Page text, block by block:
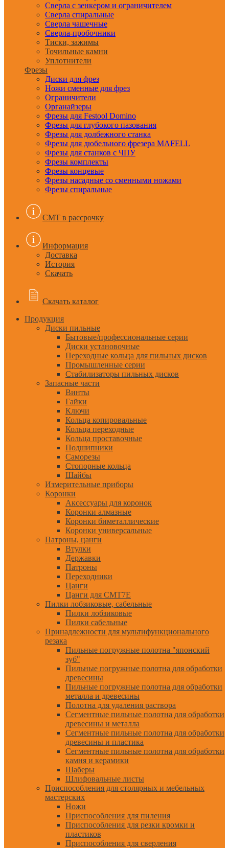
Сверла с зенкером и ограничителем
Сверла спиральные
Сверла чашечные
Сверла-пробочники
Тиски, зажимы
Точильные камни
Уплотнители
Фрезы
Диски для фрез
Ножи сменные для фрез
Ограничители
Органайзеры
Фрезы для Festool Domino
Фрезы для глубокого пазования
Фрезы для долбежного станка
Фрезы для дюбельного фрезера MAFELL
Фрезы для станков с ЧПУ
Фрезы комплекты
Фрезы концевые
Фрезы насадные со сменными ножами
Фрезы спиральные
CMT в рассрочку
Информация
Доставка
История
Скачать
Скачать каталог
Продукция
Диски пильные
Бытовые/профессиональные серии
Диски установочные
Переходные кольца для пильных дисков
Промышленные серии
Стабилизаторы пильных дисков
Запасные части
Винты
Гайки
Ключи
Кольца копировальные
Кольца переходные
Кольца проставочные
Подшипники
Саморезы
Стопорные кольца
Шайбы
Измерительные приборы
Коронки
Аксессуары для коронок
Коронки алмазные
Коронки биметаллические
Коронки универсальные
Патроны, цанги
Втулки
Державки
Патроны
Переходники
Цанги
Цанги для CMT7E
Пилки лобзиковые, сабельные
Пилки лобзиковые
Пилки сабельные
Принадлежности для мультифункционального
резака
Пильные погружные полотна "японский
зуб"
Пильные погружные полотна для обработки
древесины
Пильные погружные полотна для обработки
металла и древесины
Полотна для удаления раствора
Сегментные пильные полотна для обработки
древесины и металла
Сегментные пильные полотна для обработки
древесины и пластика
Сегментные пильные полотна для обработки
камня и керамики
Шаберы
Шлифовальные листы
Приспособления для столярных и мебельных
мастерских
Ножи
Приспособления для пиления
Приспособления для резки кромки и
пластиков
Приспособления для сверления